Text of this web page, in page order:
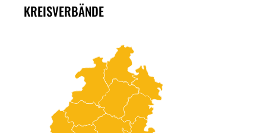
KREISVERBÄNDE